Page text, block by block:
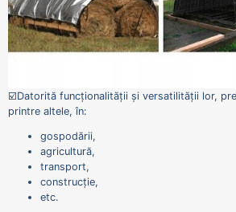
☑️Datorită funcționalității și versatilității lor,
printre altele, în:
gospodării,
agricultură,
transport,
construcție,
etc.